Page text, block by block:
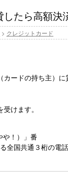
たら高額決
> クレジットカード
ードの持ち主）に
けます。
！）」番
全国共通３桁の電